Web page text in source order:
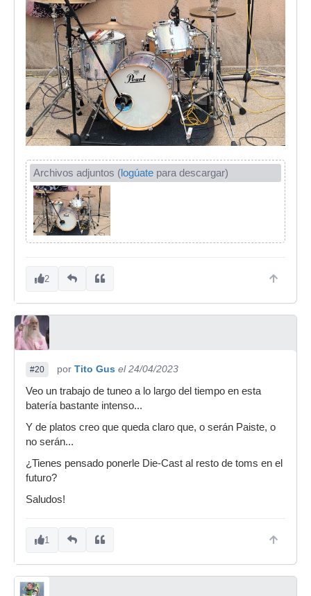
Archivos adjuntos (logúate para descargar)
2
#20 por Tito Gus el 24/04/2023
Veo un trabajo de tuneo a lo largo del tiempo en esta
batería bastante intenso...
Y de platos creo que queda claro que, o serán Paiste, o
no serán...
¿Tienes pensado ponerle Die-Cast al resto de toms en el
futuro?
Saludos!
1